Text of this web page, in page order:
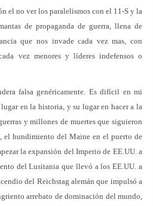
el no ver los paralelismos con el 11-S y la
de propaganda de guerra, llena de
que nos invade cada vez mas, con
vez menores y líderes indefensos o
falsa genéricamente. Es difícil en mi
en la historia, y su lugar en hacer a la
y millones de muertes que siguieron
el hundimiento del Maine en el puerto de
la expansión del Imperio de EE.UU. a
del Lusitania que llevó a los EE.UU. a
del Reichstag alemán que impulsó a
arrebato de dominación del mundo,